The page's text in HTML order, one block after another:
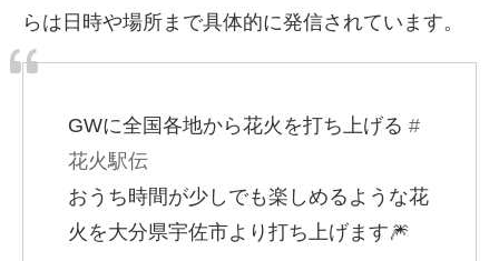
らは日時や場所まで具体的に発信されています。
GWに全国各地から花火を打ち上げる #
花火駅伝
おうち時間が少しでも楽しめるような花
火を大分県宇佐市より打ち上げます🎆